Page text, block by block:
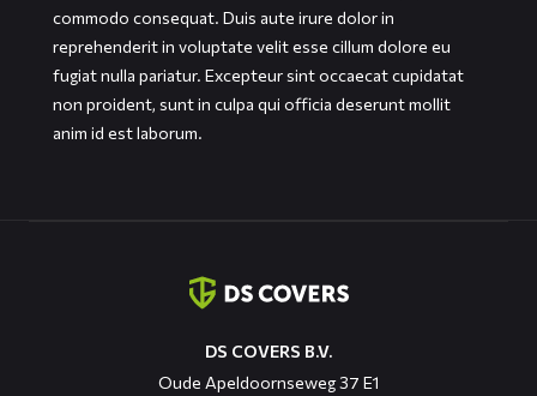
commodo consequat. Duis aute irure dolor in
reprehenderit in voluptate velit esse cillum dolore eu
fugiat nulla pariatur. Excepteur sint occaecat cupidatat
non proident, sunt in culpa qui officia deserunt mollit
anim id est laborum.
DS COVERS B.V.
Oude Apeldoornseweg 37 E1